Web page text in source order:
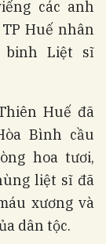
các anh
Huế nhân
binh Liệt sĩ
Huế đã
Bình cầu
hoa tươi,
liệt sĩ đã
xương và
dân tộc.